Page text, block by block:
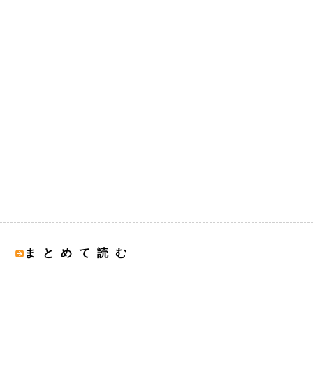
まとめて読む